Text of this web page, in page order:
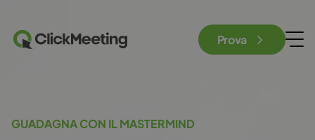
Prova
GUADAGNA CON IL MASTERMIND